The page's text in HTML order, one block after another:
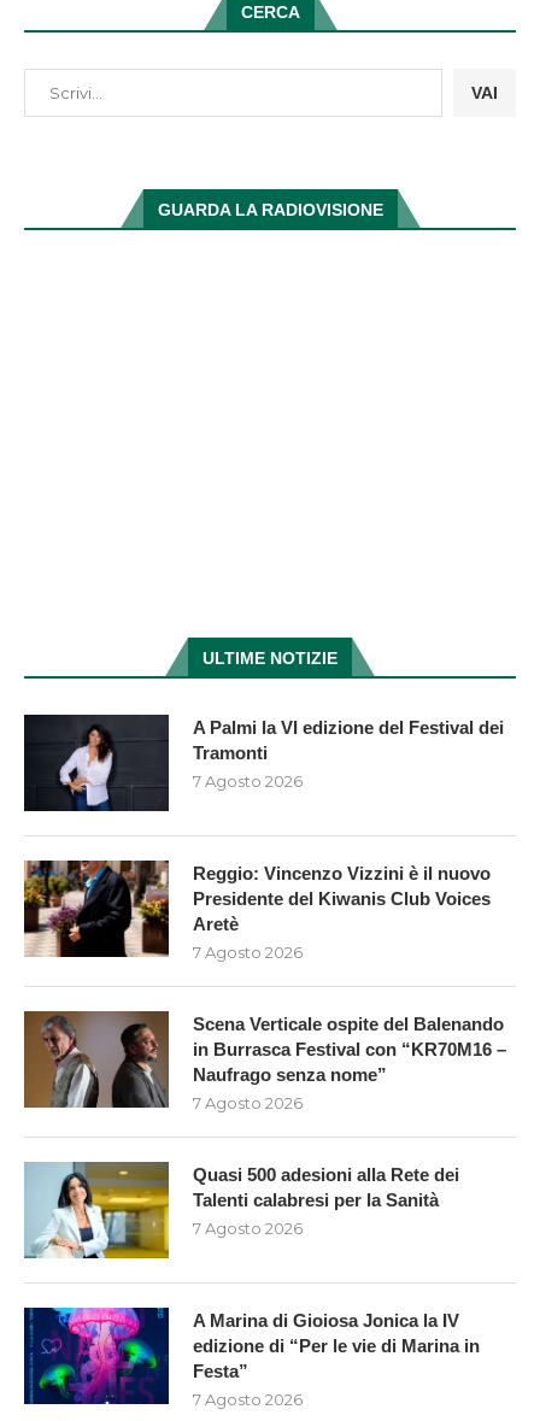
CERCA
VAI
GUARDA LA RADIOVISIONE
ULTIME NOTIZIE
A Palmi la VI edizione del Festival dei
Tramonti
7 Agosto 2026
Reggio: Vincenzo Vizzini è il nuovo
Presidente del Kiwanis Club Voices
Aretè
7 Agosto 2026
Scena Verticale ospite del Balenando
in Burrasca Festival con “KR70M16 –
Naufrago senza nome”
7 Agosto 2026
Quasi 500 adesioni alla Rete dei
Talenti calabresi per la Sanità
7 Agosto 2026
A Marina di Gioiosa Jonica la IV
edizione di “Per le vie di Marina in
Festa”
7 Agosto 2026